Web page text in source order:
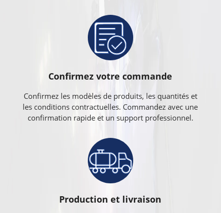
Confirmez votre commande
Confirmez les modèles de produits, les quantités et
les conditions contractuelles. Commandez avec une
confirmation rapide et un support professionnel.
Production et livraison